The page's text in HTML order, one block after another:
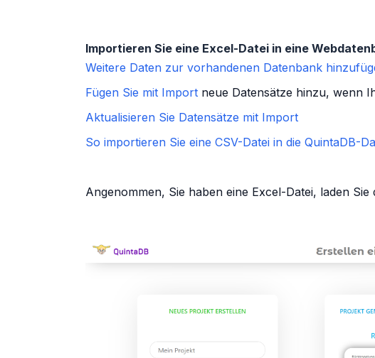
Importieren Sie eine Excel-Datei in eine
Weitere Daten zur vorhandenen Datenbank
Fügen Sie mit Import neue Datensätze hinzu, wenn
Aktualisieren Sie Datensätze mit Import
So importieren Sie eine CSV-Datei in die QuintaDB-
Angenommen, Sie haben eine Excel-Datei, laden